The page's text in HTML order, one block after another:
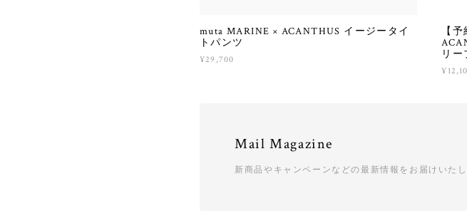
muta MARINE × ACANTHUS イージータイ
トパンツ
¥29,700
【
リー
Mail Magazine
新商品やキャンペーンなどの最新情報をお届けいたし